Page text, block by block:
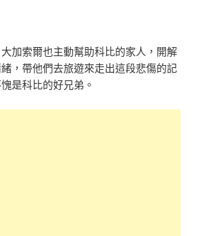
加索爾也主動幫助科比的家人，開解
，帶他們去旅遊來走出這段悲傷的記
是科比的好兄弟。